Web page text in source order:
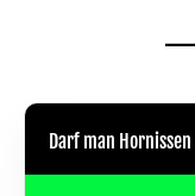
Darf man